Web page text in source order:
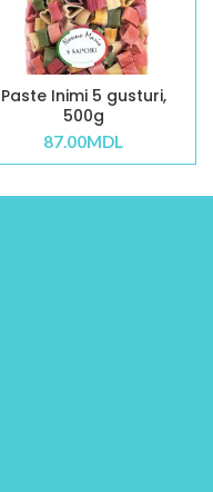
Paste Inimi 5 gusturi,
500g
87.00MDL